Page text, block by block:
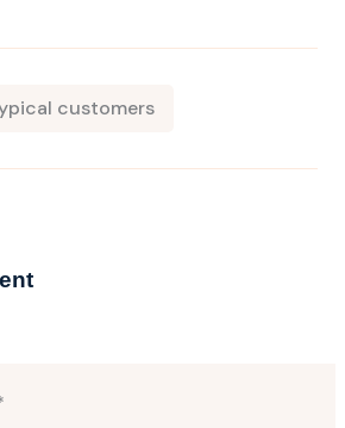
customers